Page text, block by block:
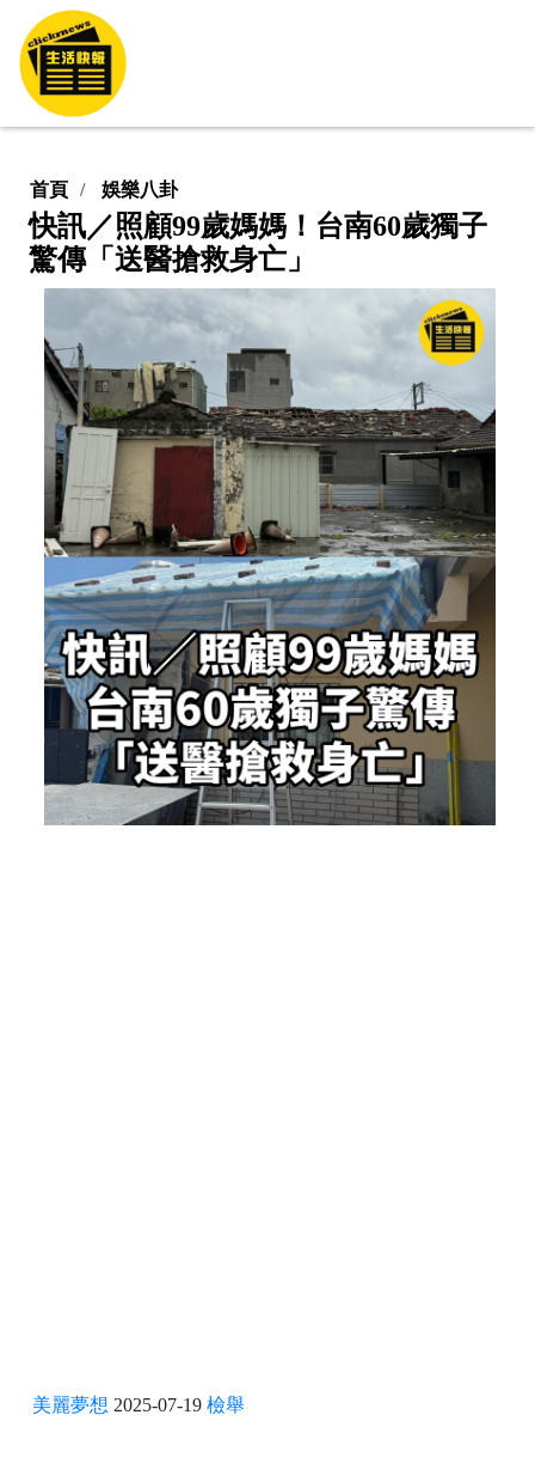
首頁 娛樂八卦
快訊／照顧99歲媽媽！台南60歲獨子
驚傳「送醫搶救身亡」
美麗夢想 2025-07-19 檢舉